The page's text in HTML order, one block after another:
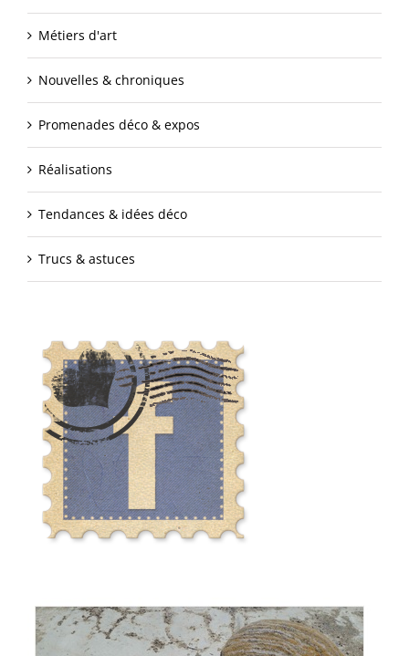
Métiers d'art
Nouvelles & chroniques
Promenades déco & expos
Réalisations
Tendances & idées déco
Trucs & astuces